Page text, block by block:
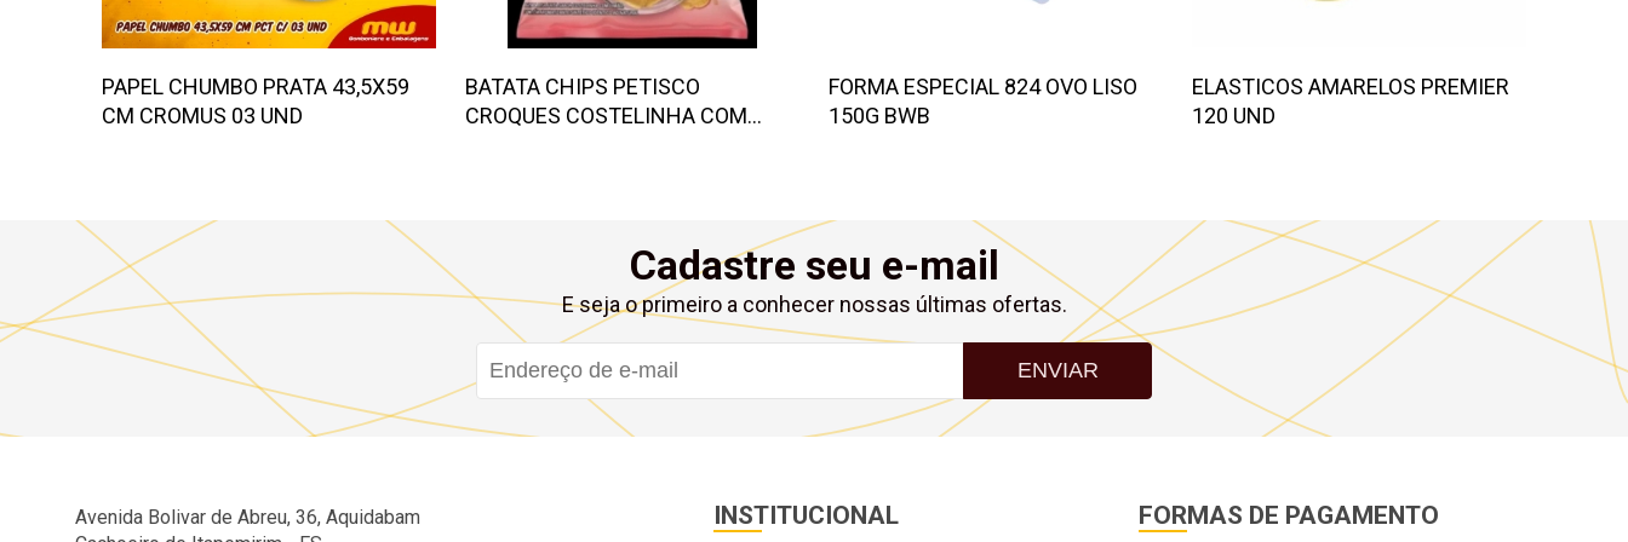
PAPEL CHUMBO PRATA 43,5X59
CM CROMUS 03 UND
BATATA CHIPS PETISCO
CROQUES COSTELINHA COM
FORMA ESPECIAL 824 OVO LISO
150G BWB
ELASTICOS AMARELOS PREMIER
120 UND
Cadastre seu e-mail
E seja o primeiro a conhecer nossas últimas ofertas.
ENVIAR
Avenida Bolivar de Abreu, 36, Aquidabam
INSTITUCIONAL FORMAS DE PAGAMENTO